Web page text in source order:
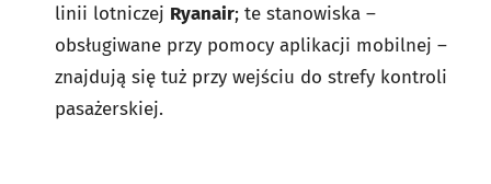
linii lotniczej Ryanair; te stanowiska –
obsługiwane przy pomocy aplikacji mobilnej –
znajdują się tuż przy wejściu do strefy kontroli
pasażerskiej.